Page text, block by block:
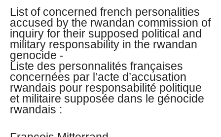
List of concerned french personalities
accused by the rwandan commission of
inquiry for their supposed political and
military responsability in the rwandan
genocide -
Liste des personnalités françaises
concernées par l’acte d’accusation
rwandais pour responsabilité politique
et militaire supposée dans le génocide
rwandais :